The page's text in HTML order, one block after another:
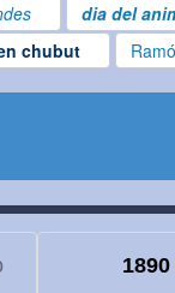
dia del
chubut
1890